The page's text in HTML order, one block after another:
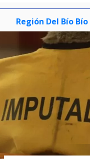
Región Del Bío Bío